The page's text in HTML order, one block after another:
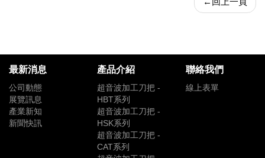
最新消息
公司動態
展覽訊息
產業新知
新聞快訊
產品介紹
超音波加工刀把 -
HBT系列
超音波加工刀把 -
HSK系列
超音波加工刀把 -
CAT系列
聯絡我們
線上表單